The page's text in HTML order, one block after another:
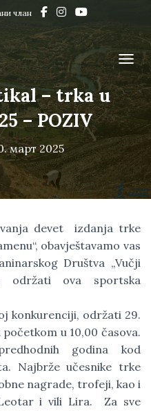
члан
– trka u
– POZIV
март 2025
devet izdanja trke
obavještavamo vas
Društva „Vučji
ova sportska
konkurenciji, održati 29.
u 10,00 časova.
godina kod
Najbrže učesnike trke
nagrade, trofeji, kao i
i vili Lira. Za sve